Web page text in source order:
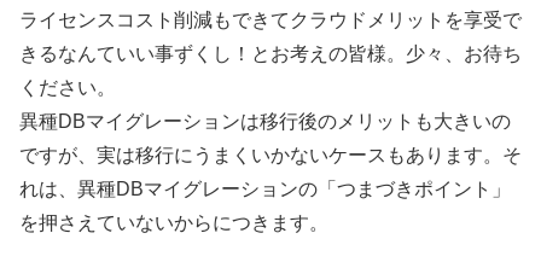
ライセンスコスト削減もできてクラウドメリットを享受で
きるなんていい事ずくし！とお考えの皆様。少々、お待ち
ください。
異種DBマイグレーションは移行後のメリットも大きいの
ですが、実は移行にうまくいかないケースもあります。そ
れは、異種DBマイグレーションの「つまづきポイント」
を押さえていないからにつきます。